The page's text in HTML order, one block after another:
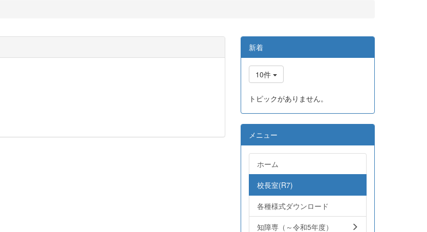
新着
10件
トピックがありません。
メニュー
ホーム
校長室(R7)
各種様式ダウンロード
知障専（～令和5年度）